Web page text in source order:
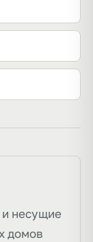
несущие
домов